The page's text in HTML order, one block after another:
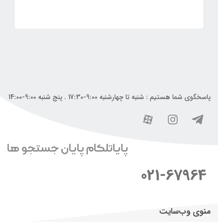
پاسخگوی شما هستیم : شنبه تا چهارشنبه 9:00-17:30 . پنج شنبه 9:00-14:00
021-67964
منوی وب‌سایت